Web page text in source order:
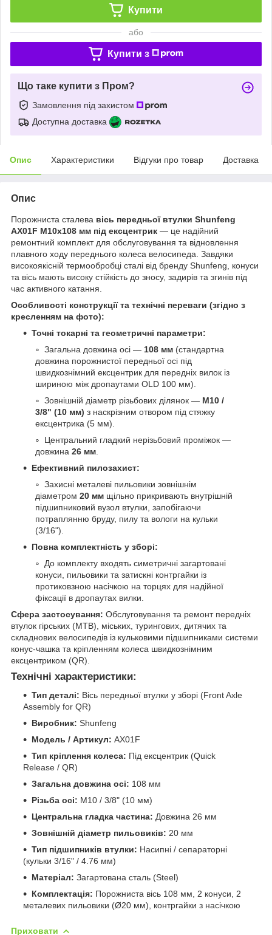
Купити
або
Купити з
Що таке купити з Пром?
Замовлення під захистом
Доступна доставка
Опис Характеристики Відгуки про товар Доставка
Опис
Порожниста сталева вісь передньої втулки Shunfeng
AX01F M10х108 мм під ексцентрик — це надійний
ремонтний комплект для обслуговування та відновлення
плавного ходу переднього колеса велосипеда. Завдяки
високоякісній термообробці сталі від бренду Shunfeng, конуси
та вісь мають високу стійкість до зносу, задирів та згинів під
час активного катання.
Особливості конструкції та технічні переваги (згідно з
кресленням на фото):
Точні токарні та геометричні параметри:
Загальна довжина осі — 108 мм (стандартна
довжина порожнистої передньої осі під
швидкознімний ексцентрик для передніх вилок із
шириною між дропаутами OLD 100 мм).
Зовнішній діаметр різьбових ділянок — M10 /
3/8" (10 мм) з наскрізним отвором під стяжку
ексцентрика (5 мм).
Центральний гладкий нерізьбовий проміжок —
довжина 26 мм
Ефективний пилозахист:
Захисні металеві пильовики зовнішнім
діаметром 20 мм щільно прикривають внутрішній
підшипниковий вузол втулки, запобігаючи
потраплянню бруду, пилу та вологи на кульки
(3/16").
Повна комплектність у зборі:
До комплекту входять симетричні загартовані
конуси, пильовики та затискні контргайки із
протиковзною насічкою на торцях для надійної
фіксації в дропаутах вилки.
Сфера застосування: Обслуговування та ремонт передніх
втулок гірських (MTB), міських, турингових, дитячих та
складнових велосипедів із кульковими підшипниками системи
конус-чашка та кріпленням колеса швидкознімним
ексцентриком (QR).
Технічні характеристики:
Тип деталі: Вісь передньої втулки у зборі (Front Axle
Assembly for QR)
Виробник: Shunfeng
Модель / Артикул: AX01F
Тип кріплення колеса: Під ексцентрик (Quick
Release / QR)
Загальна довжина осі: 108 мм
Різьба осі: M10 / 3/8" (10 мм)
Центральна гладка частина: Довжина 26 мм
Зовнішній діаметр пильовиків: 20 мм
Тип підшипників втулки: Насипні / сепараторні
(кульки 3/16" / 4.76 мм)
Матеріал: Загартована сталь (Steel)
Комплектація: Порожниста вісь 108 мм, 2 конуси, 2
металевих пильовики (Ø20 мм), контргайки з насічкою
Приховати